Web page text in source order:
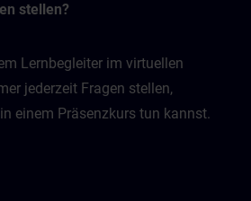
stellen?
Lernbegleiter im virtuellen
jederzeit Fragen stellen,
einem Präsenzkurs tun kannst.